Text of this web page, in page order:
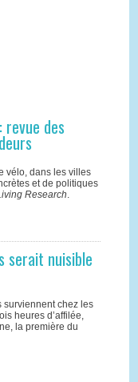
des
vélo, dans les villes
et de politiques
Research.
serait nuisible
surviennent chez les
heures d’affilée,
la première du